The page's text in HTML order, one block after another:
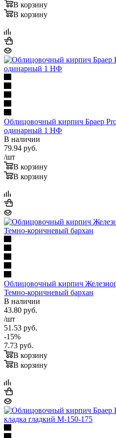
В корзину
В корзину
Облицовочный кирпич Браер Pro
одинарный 1 НФ
В наличии
79.94 руб.
/шт
В корзину
В корзину
Облицовочный кирпич
Темно-коричневый бархан
В наличии
43.80 руб.
/шт
51.53 руб.
-15%
7.73 руб.
В корзину
В корзину